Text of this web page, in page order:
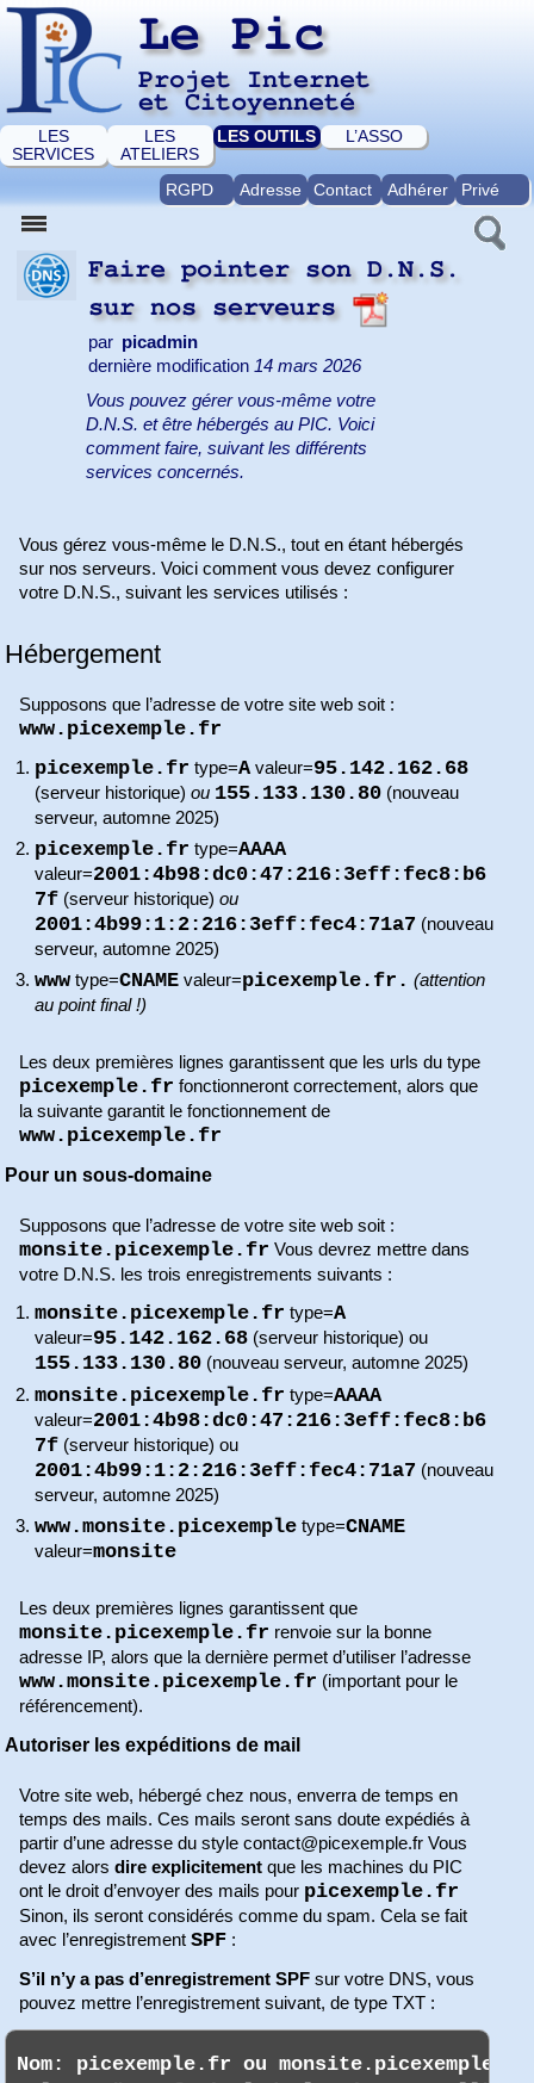
Le Pic
Projet Internet
et Citoyenneté
LES
SERVICES
LES
ATELIERS
LES OUTILS L’ASSO
RGPD Adresse Contact Adhérer Privé
Faire pointer son D.N.S.
sur nos serveurs
par picadmin
dernière modification 14 mars 2026
Vous pouvez gérer vous-même votre
D.N.S. et être hébergés au PIC. Voici
comment faire, suivant les différents
services concernés.
Vous gérez vous-même le D.N.S., tout en étant hébergés
sur nos serveurs. Voici comment vous devez configurer
votre D.N.S., suivant les services utilisés :
Hébergement
Supposons que l’adresse de votre site web soit :
www.picexemple.fr
picexemple.fr type=A valeur=95.142.162.68
(serveur historique)ou 155.133.130.80 (nouveau
serveur, automne 2025)
picexemple.fr type=AAAA
valeur=2001:4b98:dc0:47:216:3eff:fec8:b6
7f (serveur historique)ou
2001:4b99:1:2:216:3eff:fec4:71a7 (nouveau
serveur, automne 2025)
www type=CNAME valeur=picexemple.fr. (attention
au point final !)
Les deux premières lignes garantissent que les urls du type
picexemple.fr fonctionneront correctement, alors que
la suivante garantit le fonctionnement de
www.picexemple.fr
Pour un sous-domaine
Supposons que l’adresse de votre site web soit :
monsite.picexemple.fr Vous devrez mettre dans
votre D.N.S. les trois enregistrements suivants :
monsite.picexemple.fr type=A
valeur=95.142.162.68 (serveur historique) ou
155.133.130.80 (nouveau serveur, automne 2025)
monsite.picexemple.fr type=AAAA
valeur=2001:4b98:dc0:47:216:3eff:fec8:b6
7f (serveur historique) ou
2001:4b99:1:2:216:3eff:fec4:71a7 (nouveau
serveur, automne 2025)
www.monsite.picexemple type=CNAME
valeur=monsite
Les deux premières lignes garantissent que
monsite.picexemple.fr renvoie sur la bonne
adresse IP, alors que la dernière permet d’utiliser l’adresse
www.monsite.picexemple.fr (important pour le
référencement).
Autoriser les expéditions de mail
Votre site web, hébergé chez nous, enverra de temps en
temps des mails. Ces mails seront sans doute expédiés à
partir d’une adresse du style contact@picexemple.fr Vous
devez alorsdire explicitement que les machines du PIC
ont le droit d’envoyer des mails pour picexemple.fr
Sinon, ils seront considérés comme du spam. Cela se fait
avec l’enregistrementSPF :
S’il n’y a pas d’enregistrement SPFsur votre DNS, vous
pouvez mettre l’enregistrement suivant, de type TXT :